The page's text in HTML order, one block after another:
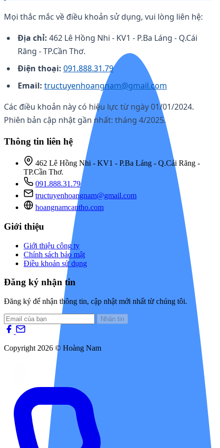
Mọi thắc mắc về điều khoản sử dụng, vui lòng liên hệ:
Địa chỉ: 462 Lê Hồng Nhi - KV1 - P.Ba Láng - Q.Cái
Răng - TP.Cần Thơ.
Điện thoại: 091.888.31.79
Email: tructuyenhoangnam@gmail.com
Các điều khoản này có hiệu lực từ ngày 01/01/2024.
Phiên bản cập nhật gần nhất: tháng 4/2025.
Thông tin liên hệ
462 Lê Hồng Nhi - KV1 - P.Ba Láng - Q.Cái Răng -
TP.Cần Thơ.
091.888.31.79
tructuyenhoangnam@gmail.com
hoangnamcantho.com
Giới thiệu
Giới thiệu công ty
Chính sách bảo mật
Điều khoản sử dụng
Đăng ký nhận tin
Đăng ký để nhận thông tin, cập nhật mới nhất từ chúng tôi.
Nhận tin
Copyright 2026 © Hoàng Nam